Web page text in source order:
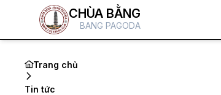
CHÙA BẰNG
BANG PAGODA
Trang chủ
Tin tức